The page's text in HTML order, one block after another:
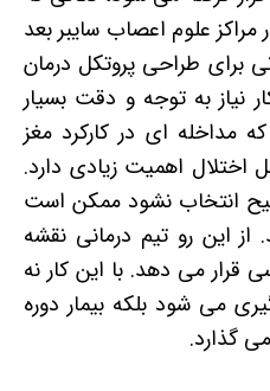
علوم اعصاب سایبر بعد
برای طراحی پروتکل درمان
نیاز به توجه و دقت بسیار
مداخله ای در کارکرد مغز
اهمیت زیادی دارد.
انتخاب نشود ممکن است
از این رو تیم درمانی نقشه
قرار می دهد. با این کار نه
می شود بلکه بیمار دوره
گذارد.